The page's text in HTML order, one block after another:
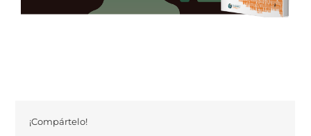
¡Compártelo!